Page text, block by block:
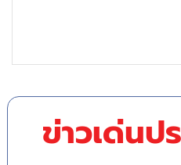
ข่าวเด่นป